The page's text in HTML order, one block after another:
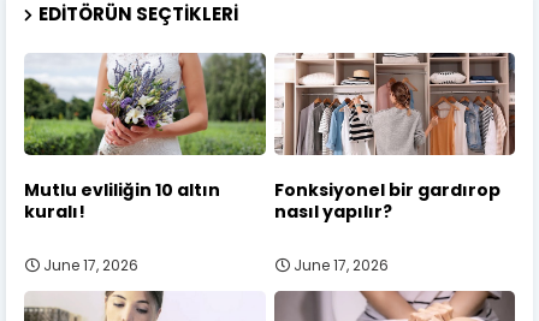
EDITÖRÜN SEÇTIKLERI
Mutlu evliliğin 10 altın
kuralı!
June 17, 2026
Fonksiyonel bir gardırop
nasıl yapılır?
June 17, 2026